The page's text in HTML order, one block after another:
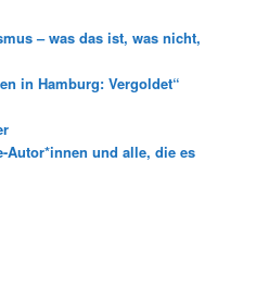
– was das ist, was nicht,
in Hamburg: Vergoldet“
Autor*innen und alle, die es